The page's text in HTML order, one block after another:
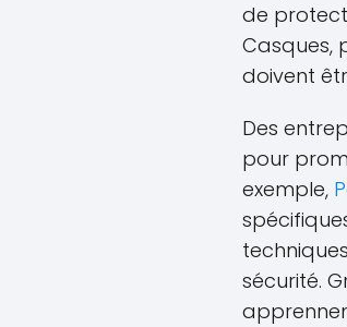
de
Casques,
doivent
Des
pour
exemple,
sécurité.